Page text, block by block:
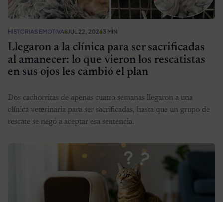
HISTORIAS EMOTIVASJUL 22, 20263 MIN
Llegaron a la clínica para ser sacrificadas
al amanecer: lo que vieron los rescatistas
en sus ojos les cambió el plan
Dos cachorritas de apenas cuatro semanas llegaron a una
clínica veterinaria para ser sacrificadas, hasta que un grupo de
rescate se negó a aceptar esa sentencia.